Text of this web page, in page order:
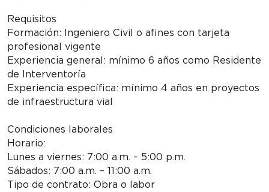
Requisitos
Formación: Ingeniero Civil o afines con tarjeta
profesional vigente
Experiencia general: mínimo 6 años como Residente
de Interventoría
Experiencia específica: mínimo 4 años en proyectos
de infraestructura vial
Condiciones laborales
Horario:
Lunes a viernes: 7:00 a.m. – 5:00 p.m.
Sábados: 7:00 a.m. – 11:00 a.m.
Tipo de contrato: Obra o labor